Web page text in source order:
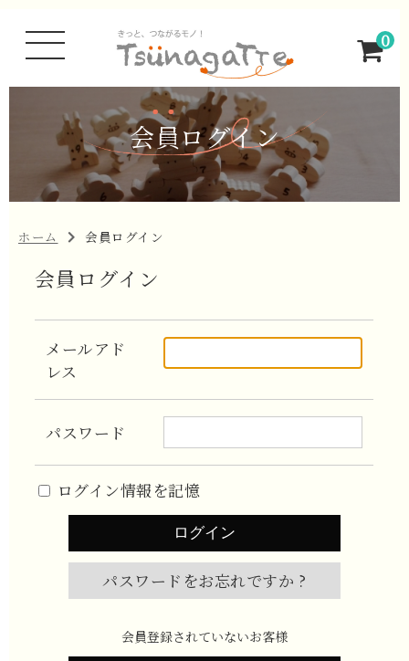
0
会員ログイン
ホーム 会員ログイン
会員ログイン
メールアド
レス
パスワード
ログイン情報を記憶
パスワードをお忘れですか ?
会員登録されていないお客様